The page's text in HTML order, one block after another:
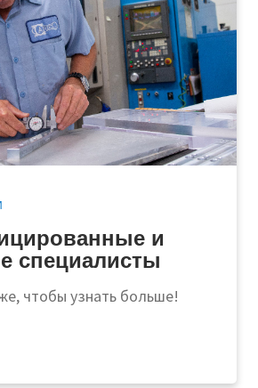
и
специалисты
чтобы узнать больше!